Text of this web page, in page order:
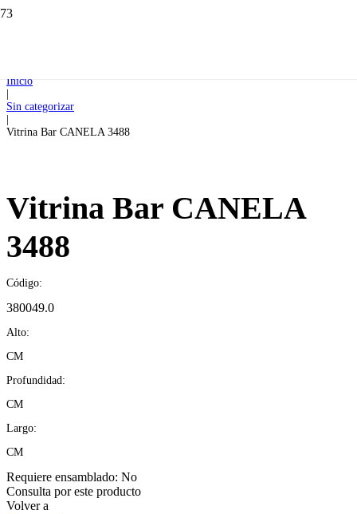
Inicio
Sin categorizar
Vitrina Bar CANELA 3488
Vitrina Bar CANELA
3488
Código:
380049.0
Alto:
CM
Profundidad:
CM
Largo:
CM
Requiere ensamblado: No
Consulta por este producto
Volver a